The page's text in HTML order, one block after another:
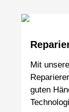
Mit
guten